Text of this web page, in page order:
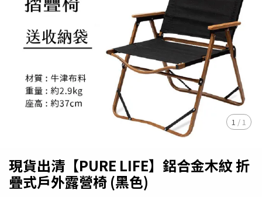
1 / 1
現貨出清【PURE LIFE】鋁合金木紋 折
疊式戶外露營椅 (黑色)